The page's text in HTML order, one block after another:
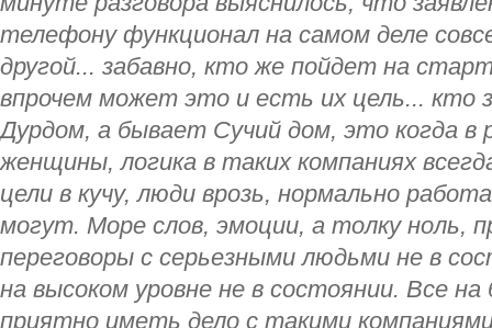
телефону функционал на самом деле
другой... забавно, кто же пойдет на
впрочем может это и есть их цель... кто
Дурдом, а бывает Сучий дом, это когда в
женщины, логика в таких компаниях
цели в кучу, люди врозь, нормально
могут. Море слов, эмоции, а толку ноль,
переговоры с серьезными людьми не в
на высоком уровне не в состоянии. Все на
приятно иметь дело с такими